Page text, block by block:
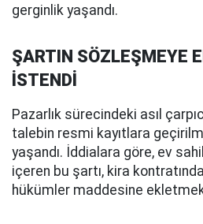
gerginlik yaşandı.
ŞARTIN SÖZLEŞMEYE
İSTENDİ
Pazarlık sürecindeki asıl
talebin resmi kayıtlara
yaşandı. İddialara göre, ev
içeren bu şartı, kira
hükümler maddesine